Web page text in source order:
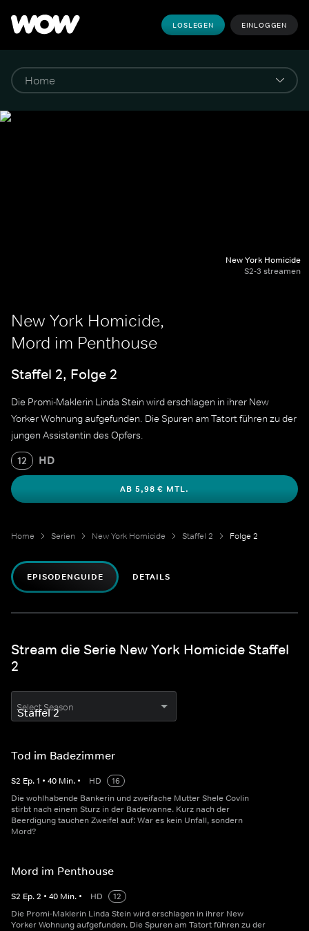
LOSLEGEN EINLOGGEN
New York Homicide
S2-3 streamen
New York Homicide,
Mord im Penthouse
Staffel 2, Folge 2
Die Promi-Maklerin Linda Stein wird erschlagen in ihrer New
Yorker Wohnung aufgefunden. Die Spuren am Tatort führen zu der
jungen Assistentin des Opfers.
12 HD
AB 5,98 € MTL.
Home Serien New York Homicide Staffel 2 Folge 2
EPISODENGUIDE DETAILS
Stream die Serie New York Homicide Staffel
2
Select Season
Tod im Badezimmer
S2 Ep.1 • 40 Min. • HD
16
Die wohlhabende Bankerin und zweifache Mutter Shele Covlin
stirbt nach einem Sturz in der Badewanne. Kurz nach der
Beerdigung tauchen Zweifel auf: War es kein Unfall, sondern
Mord?
Mord im Penthouse
S2 Ep.2 • 40 Min. • HD
12
Die Promi-Maklerin Linda Stein wird erschlagen in ihrer New
Yorker Wohnung aufgefunden. Die Spuren am Tatort führen zu der